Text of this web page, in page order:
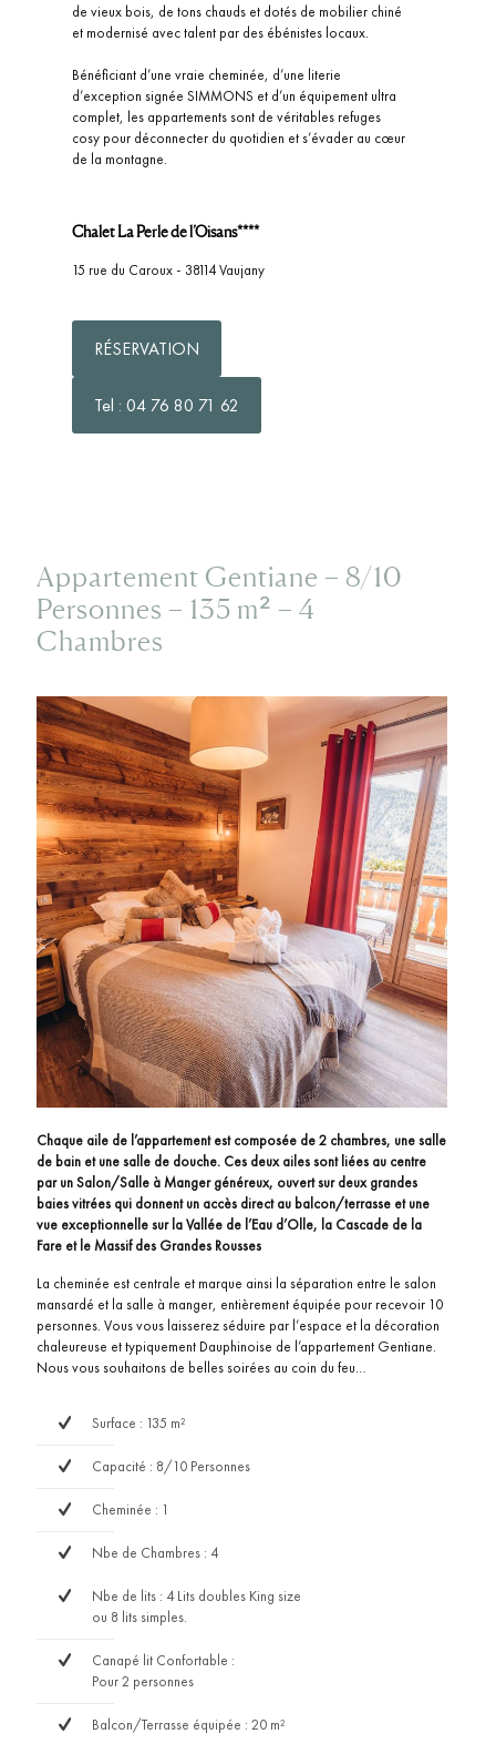
de vieux bois, de tons chauds et dotés de mobilier chiné
et modernisé avec talent par des ébénistes locaux.
Bénéficiant d’une vraie cheminée, d’une literie
d’exception signée SIMMONS et d’un équipement ultra
complet, les appartements sont de véritables refuges
cosy pour déconnecter du quotidien et s’évader au cœur
de la montagne.
Chalet La Perle de l’Oisans****
15 rue du Caroux - 38114 Vaujany
RÉSERVATION
Tel : 04 76 80 71 62
Appartement Gentiane – 8/10
Personnes – 135 m² – 4
Chambres
Chaque aile de l’appartement est composée de 2 chambres, une salle
de bain et une salle de douche. Ces deux ailes sont liées au centre
par un Salon/Salle à Manger généreux, ouvert sur deux grandes
baies vitrées qui donnent un accès direct au balcon/terrasse et une
vue exceptionnelle sur la Vallée de l’Eau d’Olle, la Cascade de la
Fare et le Massif des Grandes Rousses
La cheminée est centrale et marque ainsi la séparation entre le salon
mansardé et la salle à manger, entièrement équipée pour recevoir 10
personnes. Vous vous laisserez séduire par l’espace et la décoration
chaleureuse et typiquement Dauphinoise de l’appartement Gentiane.
Nous vous souhaitons de belles soirées au coin du feu…
Surface : 135 m²
Capacité : 8/10 Personnes
Cheminée : 1
Nbe de Chambres : 4
Nbe de lits : 4 Lits doubles King size
ou 8 lits simples.
Canapé lit Confortable :
Pour 2 personnes
Balcon/Terrasse équipée : 20 m²